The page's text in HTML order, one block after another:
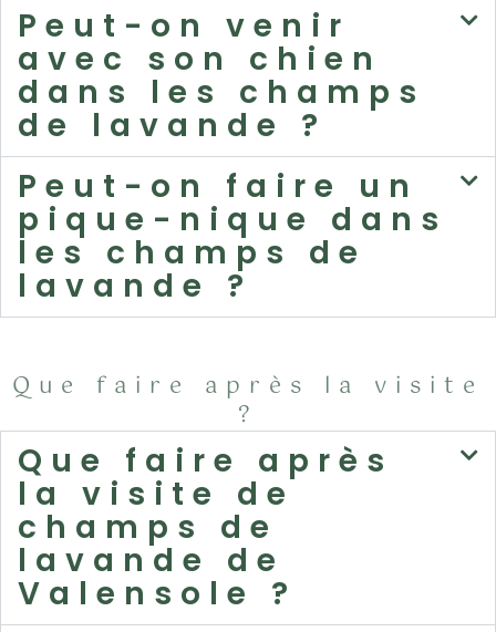
Peut-on venir
avec son chien
dans les champs
de lavande ?
Peut-on faire un
pique-nique dans
les champs de
lavande ?
Que faire après la visite
?
Que faire après
la visite de
champs de
lavande de
Valensole ?